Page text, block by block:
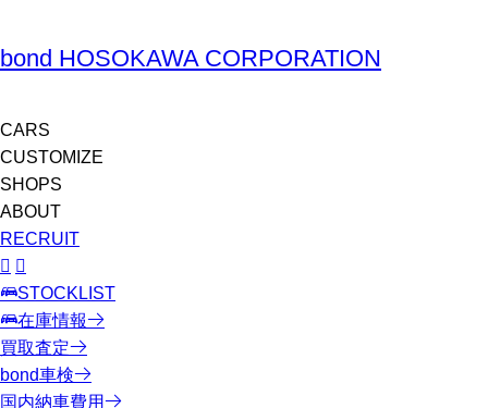
bond HOSOKAWA CORPORATION
CARS
CUSTOMIZE
SHOPS
ABOUT
RECRUIT
STOCKLIST
在庫情報
買取査定
bond車検
国内納車費用